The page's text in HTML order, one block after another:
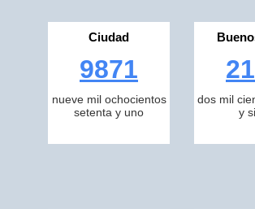
Ciudad
9871
nueve mil ochocientos
setenta y uno
dos mil
y